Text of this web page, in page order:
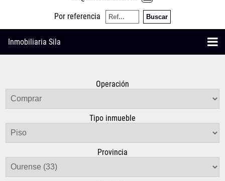
Inmobiliaria Sila
Por referencia
Operación
Tipo inmueble
Provincia